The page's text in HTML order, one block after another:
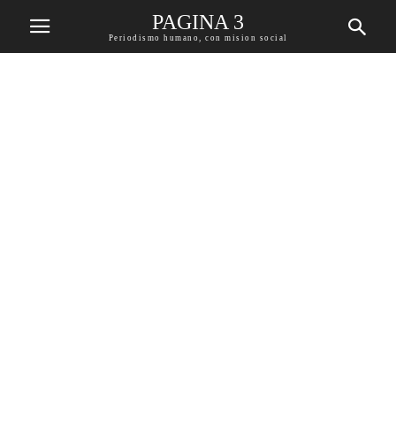
PAGINA 3
Periodismo humano, con mision social